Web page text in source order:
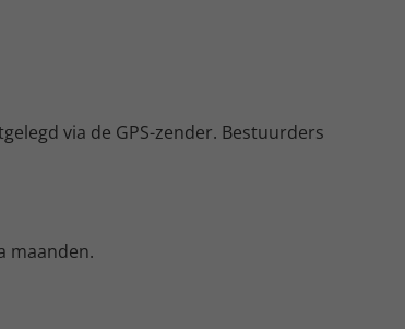
via de GPS-zender. Bestuurders
maanden.